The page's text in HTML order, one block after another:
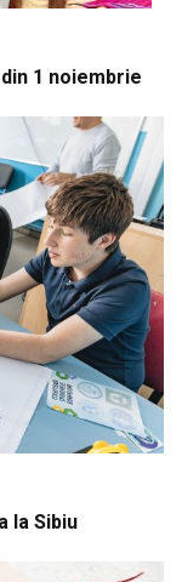
1 noiembrie
la Sibiu